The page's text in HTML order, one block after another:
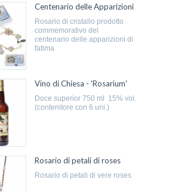
Centenario delle Apparizioni
rosario di cristallo prodotto
commemorativo del
centenario delle apparizioni di
fatima
Vino di Chiesa - 'Rosarium'
doce superior 750 ml 15% vol.
(contenitore con 6 uni.)
Rosario di petali di roses
rosario di petali di vere roses